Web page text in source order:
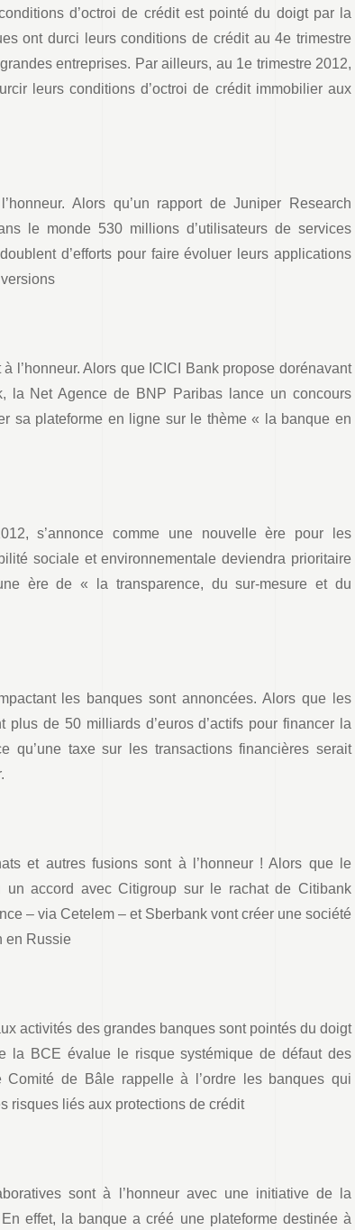
d’octroi de crédit est pointé du doigt par la
ont durci leurs conditions de crédit au 4e trimestre
entreprises. Par ailleurs, au 1e trimestre 2012,
leurs conditions d’octroi de crédit immobilier aux
Alors qu’un rapport de Juniper Research
le monde 530 millions d’utilisateurs de services
d’efforts pour faire évoluer leurs applications
l’honneur. Alors que ICICI Bank propose dorénavant
la Net Agence de BNP Paribas lance un concours
sa plateforme en ligne sur le thème « la banque en
s’annonce comme une nouvelle ère pour les
sociale et environnementale deviendra prioritaire
ère de « la transparence, du sur-mesure et du
les banques sont annoncées. Alors que les
plus de 50 milliards d’euros d’actifs pour financer la
qu’une taxe sur les transactions financières serait
et autres fusions sont à l’honneur ! Alors que le
accord avec Citigroup sur le rachat de Citibank
– via Cetelem – et Sberbank vont créer une société
en Russie
activités des grandes banques sont pointés du doigt
la BCE évalue le risque systémique de défaut des
de Bâle rappelle à l’ordre les banques qui
risques liés aux protections de crédit
sont à l’honneur avec une initiative de la
effet, la banque a créé une plateforme destinée à